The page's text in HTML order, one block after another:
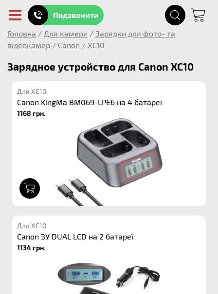
Подзвонити
Головна / Для камери / Зарядки для фото- та
відеокамер / Canon / XC10
Зарядное устройство для Canon XC10
Для XC10
Canon KingMa BM069-LPE6 на 4 батареї
1168 грн.
Для XC10
Canon ЗУ DUAL LCD на 2 батареї
1134 грн.